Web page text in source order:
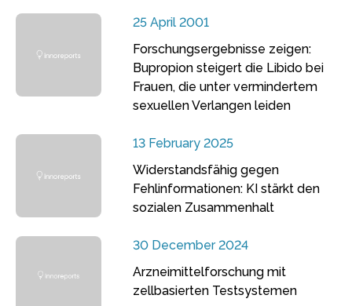
25 April 2001
Forschungsergebnisse zeigen:
Bupropion steigert die Libido bei
Frauen, die unter vermindertem
sexuellen Verlangen leiden
13 February 2025
Widerstandsfähig gegen
Fehlinformationen: KI stärkt den
sozialen Zusammenhalt
30 December 2024
Arzneimittelforschung mit
zellbasierten Testsystemen